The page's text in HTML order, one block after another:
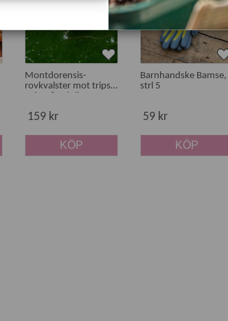
Montdorensis-
rovkvalster mot trips,
spinn & mjöllöss
159 kr
KÖP
Barnhandske Bamse,
strl 5
59 kr
KÖP